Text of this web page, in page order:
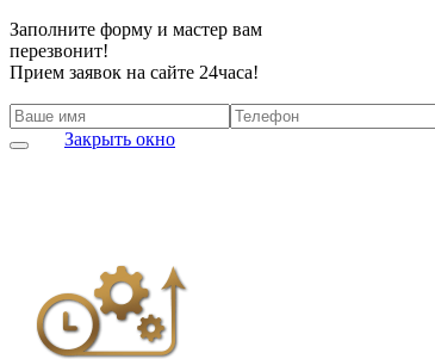
Заполните форму и мастер вам
перезвонит!
Прием заявок на сайте 24часа!
Закрыть окно